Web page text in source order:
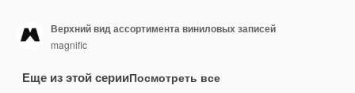
Верхний вид ассортимента виниловых записей
magnific
Еще из этой серииПосмотреть все